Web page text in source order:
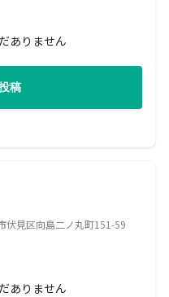
ありません
稿
伏見区向島二ノ丸町151-59
ありません